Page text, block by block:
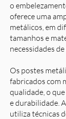
o
oferece uma
metálicos, em
tamanhos e
necessidades
Os postes
fabricados com
qualidade, o
e durabilidade.
utiliza técnicas